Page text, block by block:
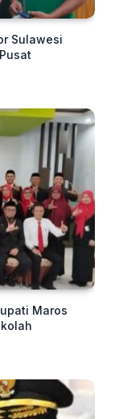
Sulawesi
Maros